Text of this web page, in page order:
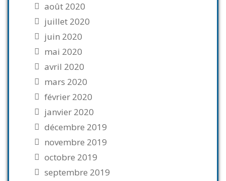
août 2020
juillet 2020
juin 2020
mai 2020
avril 2020
mars 2020
février 2020
janvier 2020
décembre 2019
novembre 2019
octobre 2019
septembre 2019